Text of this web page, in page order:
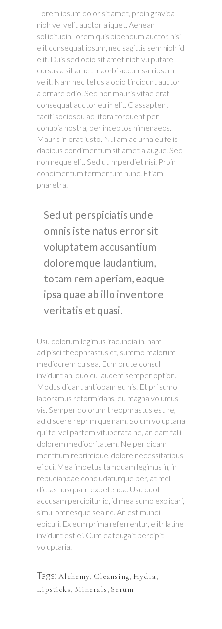
Lorem ipsum dolor sit amet, proin gravida
nibh vel velit auctor aliquet. Aenean
sollicitudin, lorem quis bibendum auctor, nisi
elit consequat ipsum, nec sagittis sem nibh id
elit. Duis sed odio sit amet nibh vulputate
cursus a sit amet maorbi accumsan ipsum
velit. Nam nec tellus a odio tincidunt auctor
a ornare odio. Sed non mauris vitae erat
consequat auctor eu in elit. Classaptent
taciti sociosqu ad litora torquent per
conubia nostra, per inceptos himenaeos.
Mauris in erat justo. Nullam ac urna eu felis
dapibus condimentum sit amet a augue. Sed
non neque elit. Sed ut imperdiet nisi. Proin
condimentum fermentum nunc. Etiam
pharetra.
Sed ut perspiciatis unde
omnis iste natus error sit
voluptatem accusantium
doloremque laudantium,
totam rem aperiam, eaque
ipsa quae ab illo inventore
veritatis et quasi.
Usu dolorum legimus iracundia in, nam
adipisci theophrastus et, summo malorum
mediocrem cu sea. Eum brute consul
invidunt an, duo cu laudem semper option.
Modus dicant antiopam eu his. Et pri sumo
laboramus reformidans, eu magna volumus
vis. Semper dolorum theophrastus est ne,
ad discere reprimique nam. Solum voluptaria
qui te, vel partem vituperata ne, an eam falli
dolorem mediocritatem. Ne per dicam
mentitum reprimique, dolore necessitatibus
ei qui. Mea impetus tamquam legimus in, in
repudiandae concludaturque per, at mel
dictas nusquam expetenda. Usu quot
accusam percipitur id, id mea sumo explicari,
simul omnesque sea ne. An est mundi
epicuri. Ex eum prima referrentur, elitr latine
invidunt est ei. Cum ea feugait percipit
voluptaria.
Tags: Alchemy, Cleansing, Hydra,
Lipsticks, Minerals, Serum